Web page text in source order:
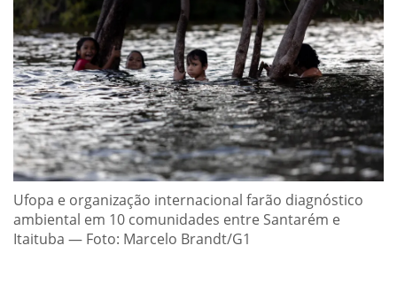
Ufopa e organização internacional farão diagnóstico
ambiental em 10 comunidades entre Santarém e
Itaituba — Foto: Marcelo Brandt/G1